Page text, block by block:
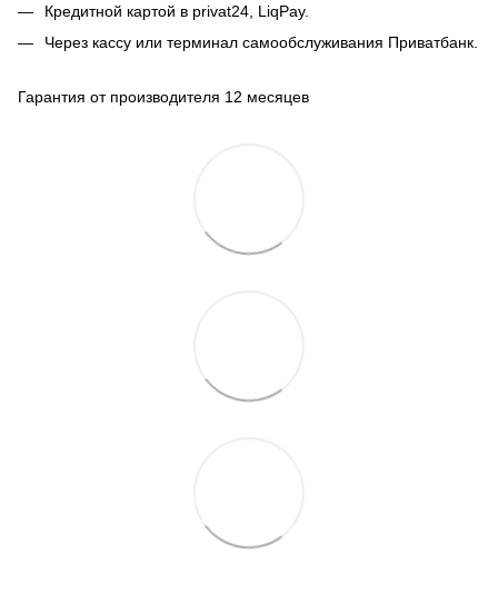
Кредитной картой в privat24, LiqPay.
Через кассу или терминал самообслуживания Приватбанк.
Гарантия от производителя 12 месяцев